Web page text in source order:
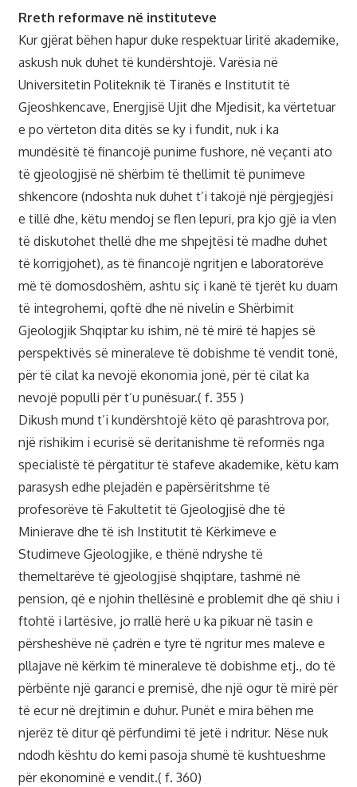
Rreth reformave në instituteve
Kur gjërat bëhen hapur duke respektuar liritë akademike,
askush nuk duhet të kundërshtojë. Varësia në
Universitetin Politeknik të Tiranës e Institutit të
Gjeoshkencave, Energjisë Ujit dhe Mjedisit, ka vërtetuar
e po vërteton dita ditës se ky i fundit, nuk i ka
mundësitë të financojë punime fushore, në veçanti ato
të gjeologjisë në shërbim të thellimit të punimeve
shkencore (ndoshta nuk duhet t’i takojë një përgjegjësi
e tillë dhe, këtu mendoj se flen lepuri, pra kjo gjë ia vlen
të diskutohet thellë dhe me shpejtësi të madhe duhet
të korrigjohet), as të financojë ngritjen e laboratorëve
më të domosdoshëm, ashtu siç i kanë të tjerët ku duam
të integrohemi, qoftë dhe në nivelin e Shërbimit
Gjeologjik Shqiptar ku ishim, në të mirë të hapjes së
perspektivës së mineraleve të dobishme të vendit tonë,
për të cilat ka nevojë ekonomia jonë, për të cilat ka
nevojë populli për t’u punësuar.( f. 355 )
Dikush mund t’i kundërshtojë këto që parashtrova por,
një rishikim i ecurisë së deritanishme të reformës nga
specialistë të përgatitur të stafeve akademike, këtu kam
parasysh edhe plejadën e papërsëritshme të
profesorëve të Fakultetit të Gjeologjisë dhe të
Minierave dhe të ish Institutit të Kërkimeve e
Studimeve Gjeologjike, e thënë ndryshe të
themeltarëve të gjeologjisë shqiptare, tashmë në
pension, që e njohin thellësinë e problemit dhe që shiu i
ftohtë i lartësive, jo rrallë herë u ka pikuar në tasin e
përsheshëve në çadrën e tyre të ngritur mes maleve e
pllajave në kërkim të mineraleve të dobishme etj., do të
përbënte një garanci e premisë, dhe një ogur të mirë për
të ecur në drejtimin e duhur. Punët e mira bëhen me
njerëz të ditur që përfundimi të jetë i ndritur. Nëse nuk
ndodh kështu do kemi pasoja shumë të kushtueshme
për ekonominë e vendit.( f. 360)